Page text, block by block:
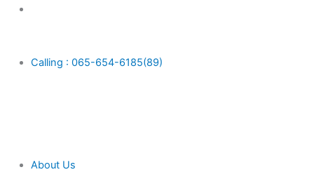
Calling : 065-654-6185(89)
Main
About Us